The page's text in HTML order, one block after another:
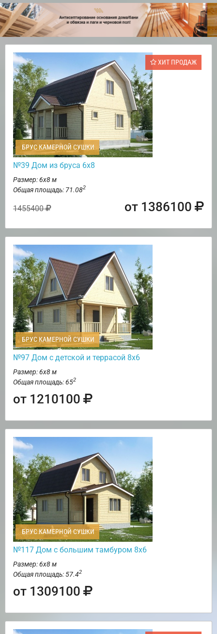
ХИТ ПРОДАЖ
БРУС КАМЕРНОЙ СУШКИ
№39 Дом из бруса 6х8
Размер: 6х8 м
Общая площадь: 71.082
1455400 от 1386100
БРУС КАМЕРНОЙ СУШКИ
№97 Дом с детской и террасой 8х6
Размер: 6х8 м
Общая площадь: 652
от 1210100
БРУС КАМЕРНОЙ СУШКИ
№117 Дом с большим тамбуром 8х6
Размер: 6х8 м
Общая площадь: 57.42
от 1309100